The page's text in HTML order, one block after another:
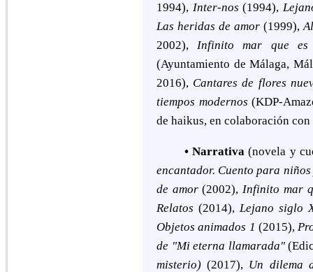
1994), Inter-nos (1994),
Las heridas de amor (1999),
2002),Infinito mar que
(Ayuntamiento de Málaga,
2016), Cantares de flores
tiempos modernos (KDP-
de haikus, en colaboración
• Narrativa (novela y
encantador. Cuento para
de amor(2002),Infinito mar
Relatos (2014), Lejano siglo
Objetos animados 1 (2015),
de "Mi eterna llamarada"(
misterio) (2017), Un dilema